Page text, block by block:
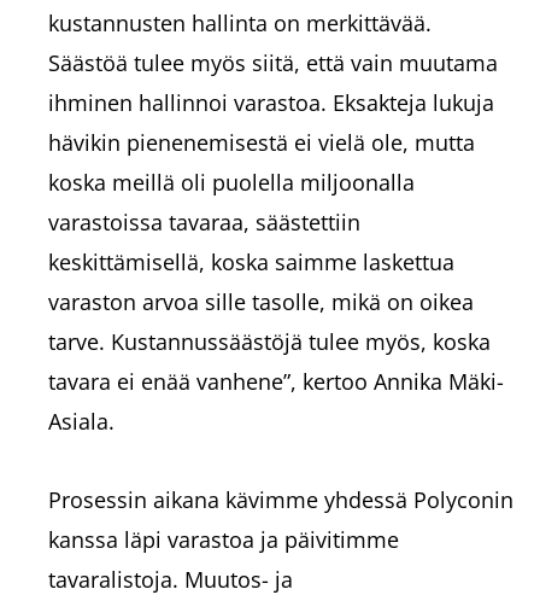
kustannusten hallinta on merkittävää.
Säästöä tulee myös siitä, että vain muutama
ihminen hallinnoi varastoa. Eksakteja lukuja
hävikin pienenemisestä ei vielä ole, mutta
koska meillä oli puolella miljoonalla
varastoissa tavaraa, säästettiin
keskittämisellä, koska saimme laskettua
varaston arvoa sille tasolle, mikä on oikea
tarve. Kustannussäästöjä tulee myös, koska
tavara ei enää vanhene”, kertoo Annika Mäki-
Asiala.
Prosessin aikana kävimme yhdessä Polyconin
kanssa läpi varastoa ja päivitimme
tavaralistoja. Muutos- ja